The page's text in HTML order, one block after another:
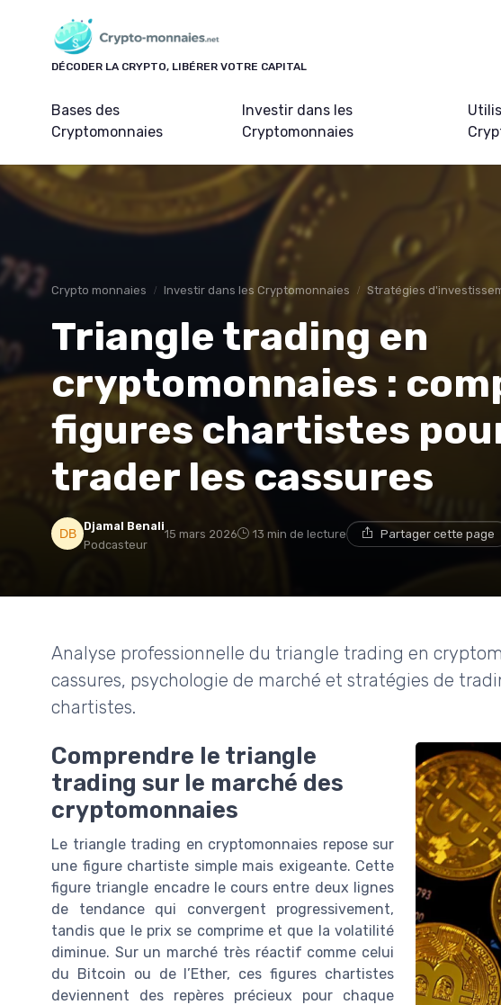
DÉCODER LA CRYPTO, LIBÉRER VOTRE CAPITAL
Bases des
Cryptomonnaies
Investir dans les
Cryptomonnaies
Crypto monnaies Investir dans les Cryptomonnaies Stratégies
Triangle trading en
cryptomonnaies :
figures chartistes
trader les cassures
Djamal Benali
Podcasteur
15 mars 2026 13 min de lecture Partager cette page
Analyse professionnelle du triangle trading en
cassures, psychologie de marché et stratégies de
chartistes.
Comprendre le triangle
trading sur le marché des
cryptomonnaies
Le triangle trading en cryptomonnaies repose sur
une figure chartiste simple mais exigeante. Cette
figure triangle encadre le cours entre deux lignes
de tendance qui convergent progressivement,
tandis que le prix se comprime et que la volatilité
diminue. Sur un marché très réactif comme celui
du Bitcoin ou de l’Ether, ces figures chartistes
deviennent des repères précieux pour chaque